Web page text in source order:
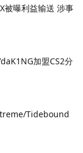
被曝利益输送 涉事
加盟CS2分
Tidebound